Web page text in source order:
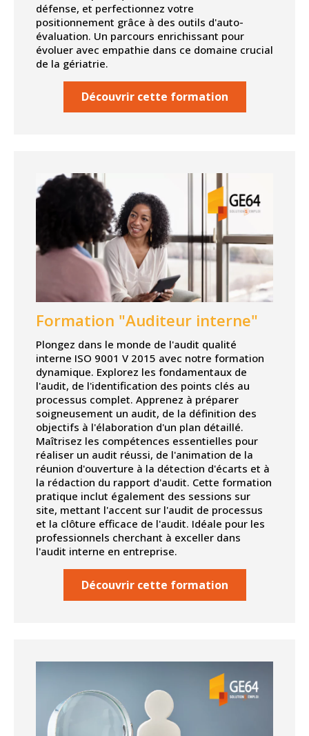
défense, et perfectionnez votre
positionnement grâce à des outils d'auto-
évaluation. Un parcours enrichissant pour
évoluer avec empathie dans ce domaine crucial
de la gériatrie.
Découvrir cette formation
Formation "Auditeur interne"
Plongez dans le monde de l'audit qualité
interne ISO 9001 V 2015 avec notre formation
dynamique. Explorez les fondamentaux de
l'audit, de l'identification des points clés au
processus complet. Apprenez à préparer
soigneusement un audit, de la définition des
objectifs à l'élaboration d'un plan détaillé.
Maîtrisez les compétences essentielles pour
réaliser un audit réussi, de l'animation de la
réunion d'ouverture à la détection d'écarts et à
la rédaction du rapport d'audit. Cette formation
pratique inclut également des sessions sur
site, mettant l'accent sur l'audit de processus
et la clôture efficace de l'audit. Idéale pour les
professionnels cherchant à exceller dans
l'audit interne en entreprise.
Découvrir cette formation